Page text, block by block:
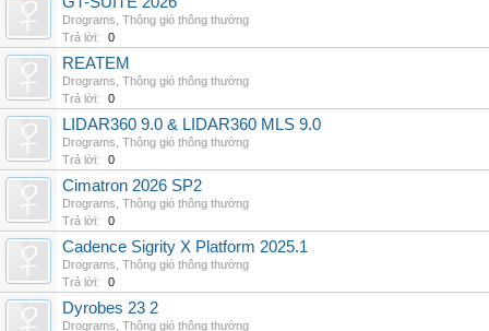
Drograms Thông gió thông thường
Trả lời:
0
REATEM
Drograms Thông gió thông thường
Trả lời:
0
LIDAR360 9.0 & LIDAR360 MLS 9.0
Drograms Thông gió thông thường
Trả lời:
0
Cimatron 2026 SP2
Drograms Thông gió thông thường
Trả lời:
0
Cadence Sigrity X Platform 2025.1
Drograms Thông gió thông thường
Trả lời:
0
Dyrobes 23 2
Drograms Thông gió thông thường